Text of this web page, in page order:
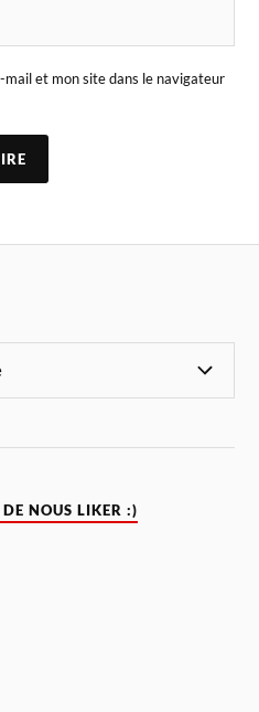
et mon site dans le navigateur
NOUS LIKER :)